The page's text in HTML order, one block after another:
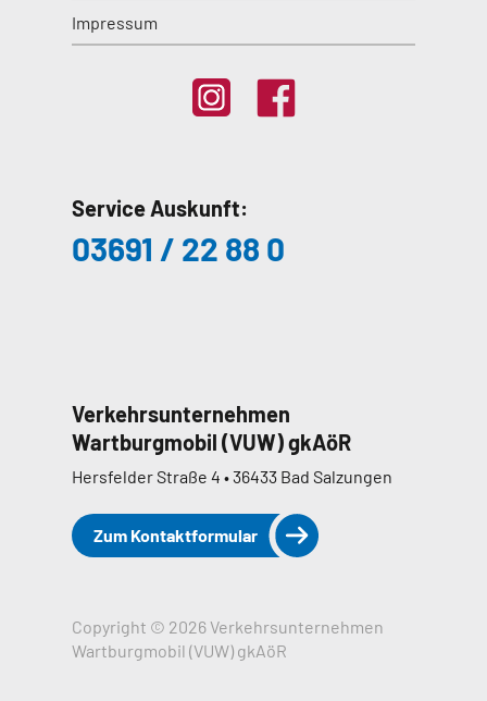
Impressum
Service Auskunft:
03691 / 22 88 0
Verkehrsunternehmen
Wartburgmobil (VUW) gkAöR
Hersfelder Straße 4 • 36433 Bad Salzungen
Zum Kontaktformular
Copyright © 2026 Verkehrsunternehmen
Wartburgmobil (VUW) gkAöR